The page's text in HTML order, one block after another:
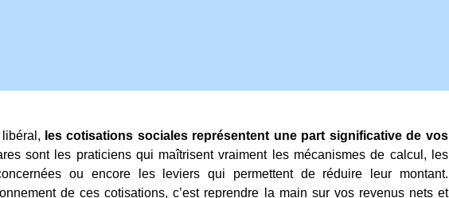
les cotisations sociales représentent une part significative de vos
sont les praticiens qui maîtrisent vraiment les mécanismes de calcul, les
ou encore les leviers qui permettent de réduire leur montant.
de ces cotisations, c’est reprendre la main sur vos revenus nets et